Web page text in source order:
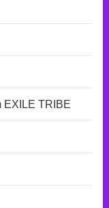
EXILE TRIBE